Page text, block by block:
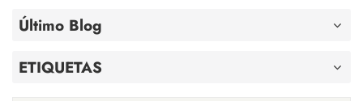
Último Blog
ETIQUETAS